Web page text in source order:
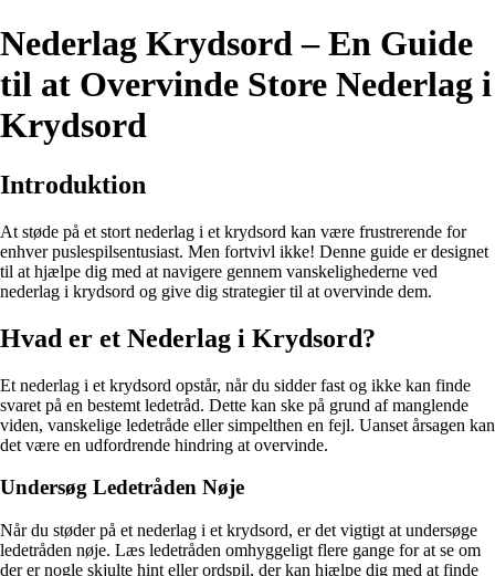
Nederlag Krydsord – En Guide
til at Overvinde Store Nederlag i
Krydsord
Introduktion
At støde på et stort nederlag i et krydsord kan være frustrerende for
enhver puslespilsentusiast. Men fortvivl ikke! Denne guide er designet
til at hjælpe dig med at navigere gennem vanskelighederne ved
nederlag i krydsord og give dig strategier til at overvinde dem.
Hvad er et Nederlag i Krydsord?
Et nederlag i et krydsord opstår, når du sidder fast og ikke kan finde
svaret på en bestemt ledetråd. Dette kan ske på grund af manglende
viden, vanskelige ledetråde eller simpelthen en fejl. Uanset årsagen kan
det være en udfordrende hindring at overvinde.
Undersøg Ledetråden Nøje
Når du støder på et nederlag i et krydsord, er det vigtigt at undersøge
ledetråden nøje. Læs ledetråden omhyggeligt flere gange for at se om
der er nogle skjulte hint eller ordspil, der kan hjælpe dig med at finde